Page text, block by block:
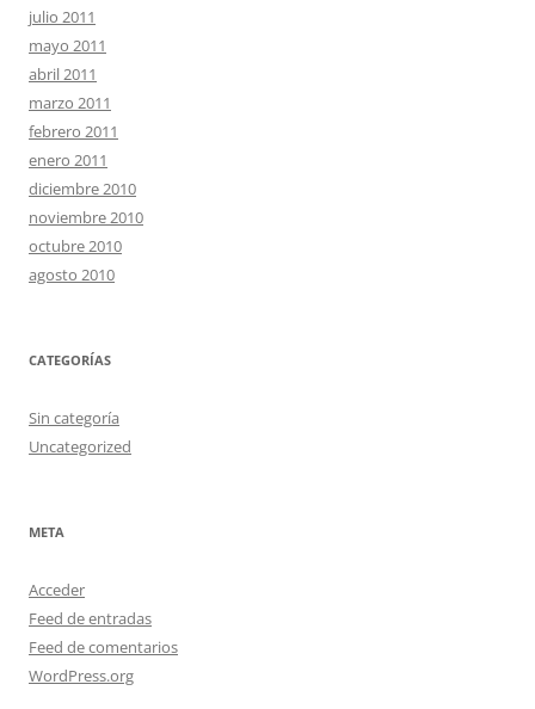
julio 2011
mayo 2011
abril 2011
marzo 2011
febrero 2011
enero 2011
diciembre 2010
noviembre 2010
octubre 2010
agosto 2010
CATEGORÍAS
Sin categoría
Uncategorized
META
Acceder
Feed de entradas
Feed de comentarios
WordPress.org